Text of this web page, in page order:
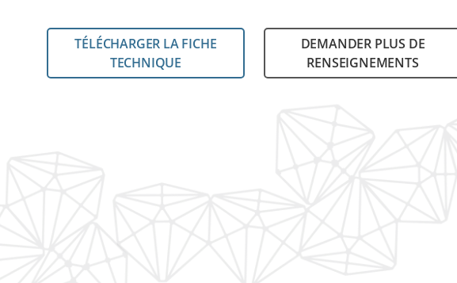
TÉLÉCHARGER LA FICHE
TECHNIQUE
DEMANDER PLUS DE
RENSEIGNEMENTS